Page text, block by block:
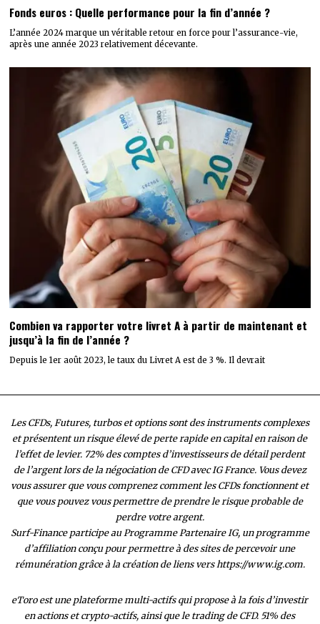
Fonds euros : Quelle performance pour la fin d’année ?
L’année 2024 marque un véritable retour en force pour l’assurance-vie,
après une année 2023 relativement décevante.
Combien va rapporter votre livret A à partir de maintenant et
jusqu’à la fin de l’année ?
Depuis le 1er août 2023, le taux du Livret A est de 3 %. Il devrait
Les CFDs, Futures, turbos et options sont des instruments complexes
et présentent un risque élevé de perte rapide en capital en raison de
l’effet de levier. 72% des comptes d’investisseurs de détail perdent
de l’argent lors de la négociation de CFD avec IG France. Vous devez
vous assurer que vous comprenez comment les CFDs fonctionnent et
que vous pouvez vous permettre de prendre le risque probable de
perdre votre argent.
Surf-Finance participe au Programme Partenaire IG, un programme
d’affiliation conçu pour permettre à des sites de percevoir une
rémunération grâce à la création de liens vers https://www.ig.com.
eToro est une plateforme multi-actifs qui propose à la fois d’investir
en actions et crypto-actifs, ainsi que le trading de CFD. 51% des